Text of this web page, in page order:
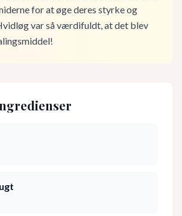
for at øge deres styrke og
var så værdifuldt, at det blev